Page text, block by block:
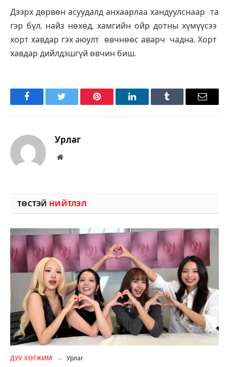
Дээрх дөрвөн асуудалд анхаарлаа хандуулснаар та
гэр бүл, найз нөхөд, хамгийн ойр дотны хүмүүсээ
хорт хавдар гэх аюулт өвчнөөс аварч чадна. Хорт
хавдар дийлдэшгүй өвчин биш.
FacebookTwitter Pinterest LinkedInTumblr Имэйл
Урлаг
Вэбсайт
ТӨСТЭЙ НИЙТЛЭЛ
ДУУ ХӨГЖИМ Урлаг